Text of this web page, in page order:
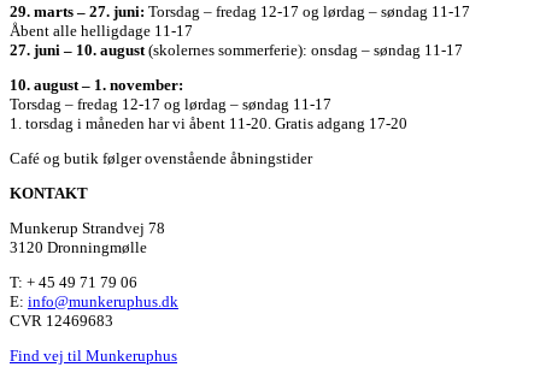
29. marts – 27. juni: Torsdag – fredag 12-17 og lørdag – søndag 11-17
Åbent alle helligdage 11-17
27. juni – 10. august (skolernes sommerferie): onsdag – søndag 11-17
10. august – 1. november:
Torsdag – fredag 12-17 og lørdag – søndag 11-17
1. torsdag i måneden har vi åbent 11-20. Gratis adgang 17-20
Café og butik følger ovenstående åbningstider
KONTAKT
Munkerup Strandvej 78
3120 Dronningmølle
T: + 45 49 71 79 06
E: info@munkeruphus.dk
CVR 12469683
Find vej til Munkeruphus